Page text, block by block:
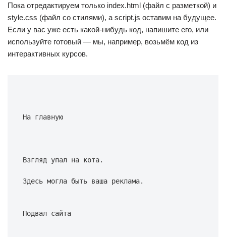
Пока отредактируем только index.html (файл с разметкой) и
style.css (файл со стилями), а script.js оставим на будущее.
Если у вас уже есть какой-нибудь код, напишите его, или
используйте готовый — мы, например, возьмём код из
интерактивных курсов.
На главную
Взгляд упал на кота.
Здесь могла быть ваша реклама.
Подвал сайта